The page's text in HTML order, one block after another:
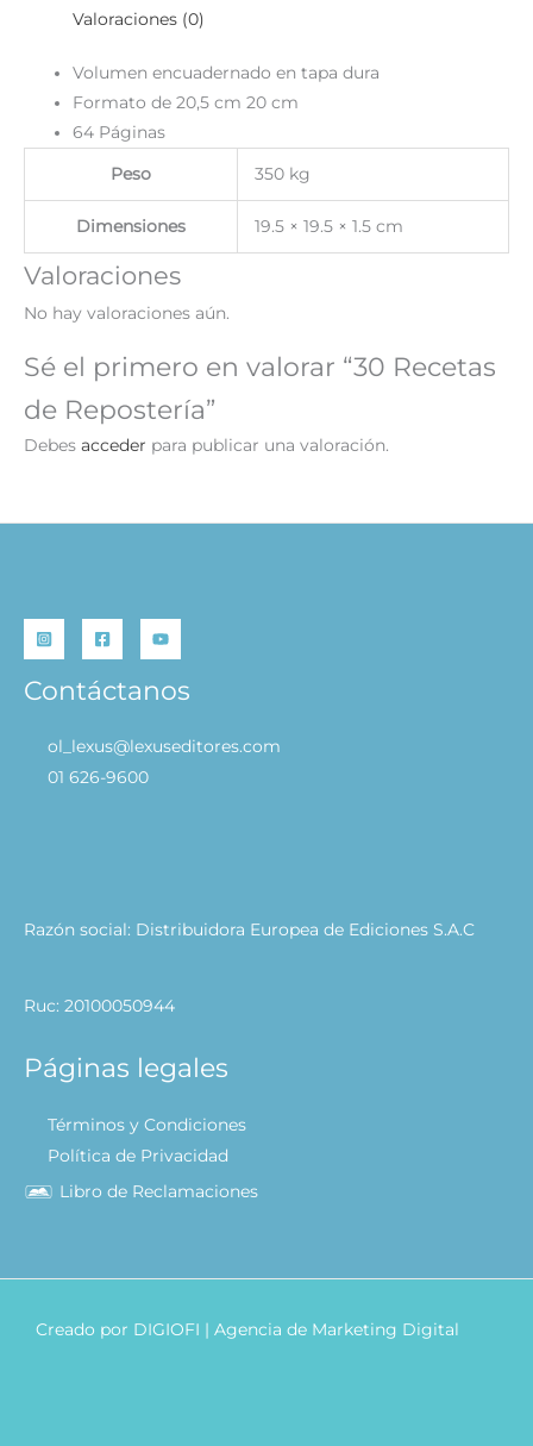
Valoraciones (0)
Volumen encuadernado en tapa dura
Formato de 20,5 cm 20 cm
64 Páginas
Peso 350 kg
Dimensiones 19.5 × 19.5 × 1.5 cm
Valoraciones
No hay valoraciones aún.
Sé el primero en valorar “30 Recetas
de Repostería”
Debes acceder para publicar una valoración.
Contáctanos
ol_lexus@lexuseditores.com
01 626-9600
Razón social: Distribuidora Europea de Ediciones S.A.C
Ruc: 20100050944
Páginas legales
Términos y Condiciones
Política de Privacidad
Libro de Reclamaciones
Creado por DIGIOFI | Agencia de Marketing Digital